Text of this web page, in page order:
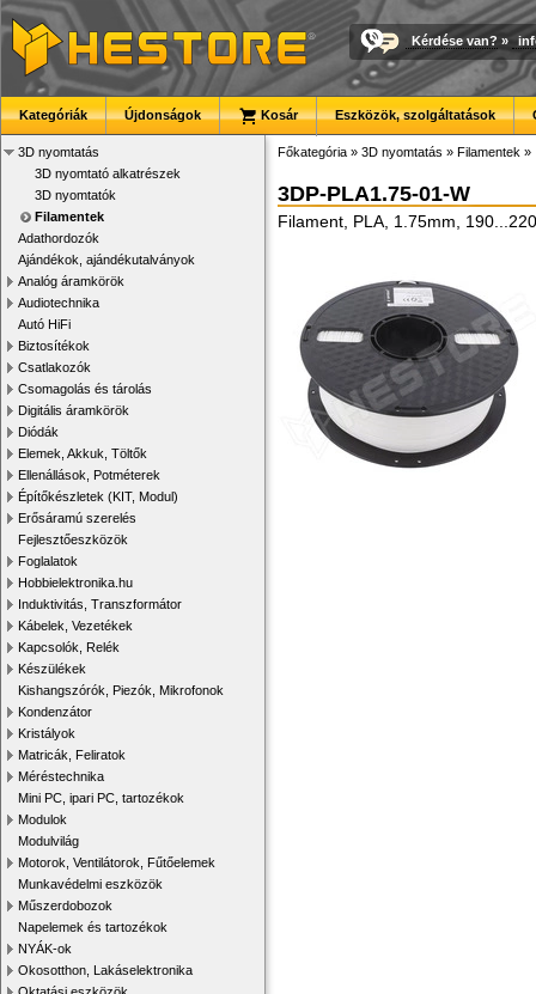
Kérdése van? »
Kategóriák Újdonságok Kosár Eszközök, szolgáltatások
3D nyomtatás
3D nyomtató alkatrészek
3D nyomtatók
Filamentek
Adathordozók
Ajándékok, ajándékutalványok
Analóg áramkörök
Audiotechnika
Autó HiFi
Biztosítékok
Csatlakozók
Csomagolás és tárolás
Digitális áramkörök
Diódák
Elemek, Akkuk, Töltők
Ellenállások, Potméterek
Építőkészletek (KIT, Modul)
Erősáramú szerelés
Fejlesztőeszközök
Foglalatok
Hobbielektronika.hu
Induktivitás, Transzformátor
Kábelek, Vezetékek
Kapcsolók, Relék
Készülékek
Kishangszórók, Piezók, Mikrofonok
Kondenzátor
Kristályok
Matricák, Feliratok
Méréstechnika
Mini PC, ipari PC, tartozékok
Modulok
Modulvilág
Motorok, Ventilátorok, Fűtőelemek
Munkavédelmi eszközök
Műszerdobozok
Napelemek és tartozékok
NYÁK-ok
Okosotthon, Lakáselektronika
Főkategória » 3D nyomtatás » Filamentek »
3DP-PLA1.75-01-W
Filament, PLA, 1.75mm,